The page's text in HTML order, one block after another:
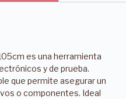
es una herramienta
y de prueba.
que permite asegurar un
o componentes. Ideal